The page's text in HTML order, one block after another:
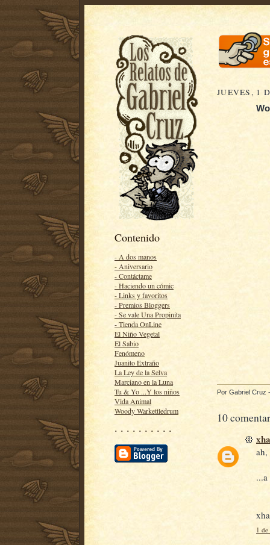
Contenido
- A dos manos
- Aniversario
- Contáctame
- Haciendo un cómic
- Links y favoritos
- Premios Bloggers
- Se vale Una Propinita
- Tienda OnLine
El Niño Vegetal
El Sabio
Fenómeno
Juanito Extraño
La Ley de la Selva
Marciano en la Luna
Tu & Yo ...Y los niños
Vida Animal
Woody Warkettledrum
· · · · · · · · · ·
JUEVES, 1
Por Gabriel Cruz
10
ah,
1